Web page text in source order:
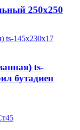
250x250
ts-
бутадиен